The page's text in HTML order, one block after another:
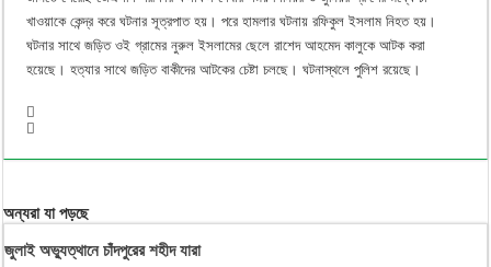
খাওয়াকে কেন্দ্র করে ঘটনার সূত্রপাত হয়। পরে হামলার ঘটনায় রফিকুল ইসলাম নিহত হয়।
ঘটনার সাথে জড়িত ওই গ্রামের নুরুল ইসলামের ছেলে রাশেদ আহমেদ কালুকে আটক করা
হয়েছে। হত্যার সাথে জড়িত বাকীদের আটকের চেষ্টা চলছে। ঘটনাস্থলে পুলিশ রয়েছে।
অন্যরা যা পড়ছে
জুলাই অভ্যুত্থানে চাঁদপুরের শহীদ যারা